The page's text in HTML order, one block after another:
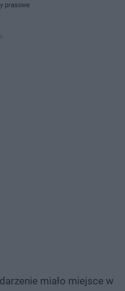
prasowe
miało miejsce w